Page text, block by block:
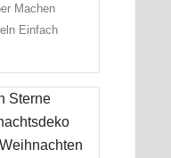
Machen
Einfach